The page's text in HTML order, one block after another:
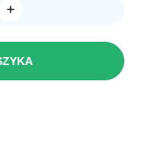
+